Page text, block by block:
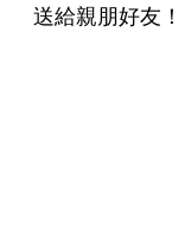
送給親朋好友！